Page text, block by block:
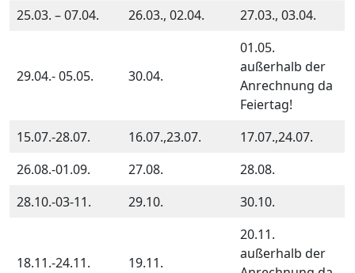
25.03. – 07.04.
26.03., 02.04. 27.03., 03.04.
29.04.- 05.05. 30.04.
01.05.
außerhalb der
Anrechnung da
Feiertag!
15.07.-28.07.
16.07.,23.07.
17.07.,24.07.
26.08.-01.09.
27.08.
28.08.
28.10.-03-11.
29.10. 30.10.
18.11.-24.11. 19.11.
20.11.
außerhalb der